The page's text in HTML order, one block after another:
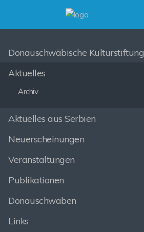
Donauschwäbische Kulturstiftung
Aktuelles
Archiv
Aktuelles aus Serbien
Neuerscheinungen
Veranstaltungen
Publikationen
Donauschwaben
Links